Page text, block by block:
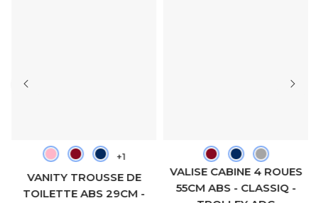
+1
VANITY TROUSSE DE
TOILETTE ABS 29CM -
VALISE CABINE 4 ROUES
55CM ABS - CLASSIQ -